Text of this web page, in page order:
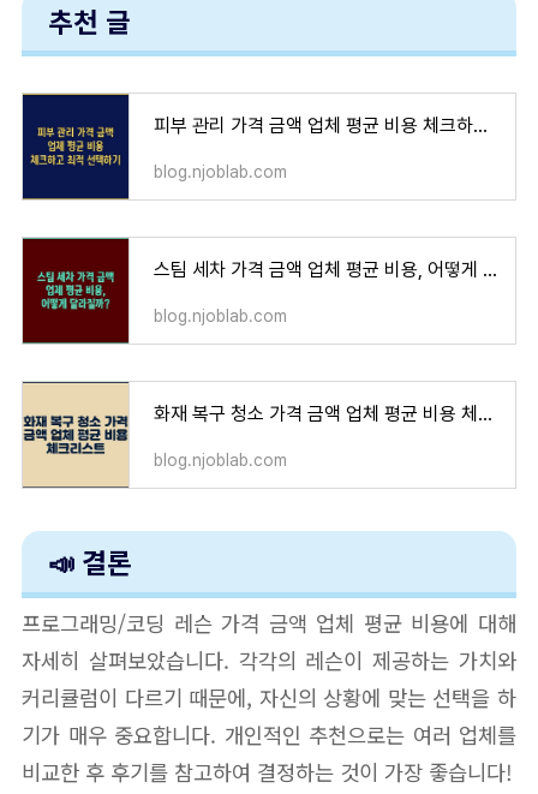
추천 글
피부 관리 가격 금액 업체 평균 비용 체크하고 최적 선택하기
blog.njoblab.com
스팀 세차 가격 금액 업체 평균 비용, 어떻게 달라질까?
blog.njoblab.com
화재 복구 청소 가격 금액 업체 평균 비용 체크리스트
blog.njoblab.com
📣 결론
프로그래밍/코딩 레슨 가격 금액 업체 평균 비용에 대해
자세히 살펴보았습니다. 각각의 레슨이 제공하는 가치와
커리큘럼이 다르기 때문에, 자신의 상황에 맞는 선택을 하
기가 매우 중요합니다. 개인적인 추천으로는 여러 업체를
비교한 후 후기를 참고하여 결정하는 것이 가장 좋습니다!